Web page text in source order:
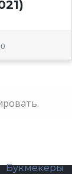
Букмекеры